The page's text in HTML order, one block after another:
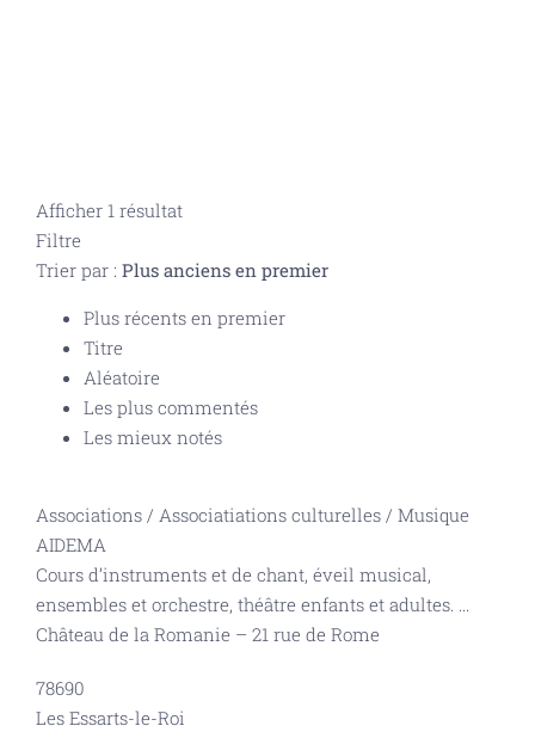
Afficher 1 résultat
Filtre
Trier par : Plus anciens en premier
Plus récents en premier
Titre
Aléatoire
Les plus commentés
Les mieux notés
Associations / Associatiations culturelles / Musique
AIDEMA
Cours d’instruments et de chant, éveil musical,
ensembles et orchestre, théâtre enfants et adultes. ...
Château de la Romanie – 21 rue de Rome
78690
Les Essarts-le-Roi